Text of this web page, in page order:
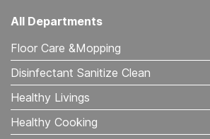
All Departments
Floor Care &Mopping
Disinfectant Sanitize Clean
Healthy Livings
Healthy Cooking